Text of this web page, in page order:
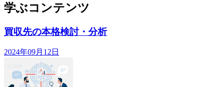
学ぶコンテンツ
買収先の本格検討・分析
2024年09月12日